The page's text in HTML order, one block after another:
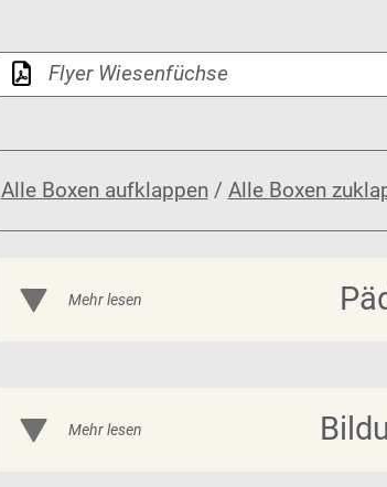
Flyer Wiesenfüchse
Alle Boxen aufklappen/ Alle Boxen